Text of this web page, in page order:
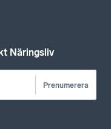
Näringsliv
Prenumerera